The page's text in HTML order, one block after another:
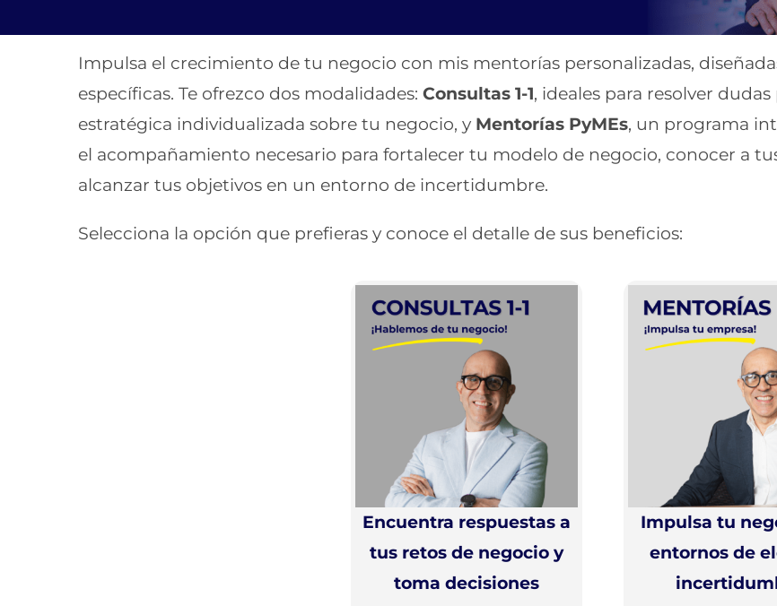
Impulsa el crecimiento de tu negocio con mis mentorías personalizadas,
específicas. Te ofrezco dos modalidades: Consultas 1-1, ideales para resolver
estratégica individualizada sobre tu negocio, y Mentorías PyMEs, un programa
el acompañamiento necesario para fortalecer tu modelo de negocio, conocer a
alcanzar tus objetivos en un entorno de incertidumbre.
Selecciona la opción que prefieras y conoce el detalle de sus beneficios:
Encuentra respuestas a
tus retos de negocio y
toma decisiones
Impulsa tu
entornos de